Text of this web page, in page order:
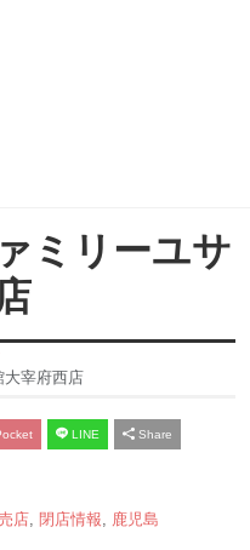
ミリーユサ
大宰府西店
LINE Share
店 閉店情報 鹿児島